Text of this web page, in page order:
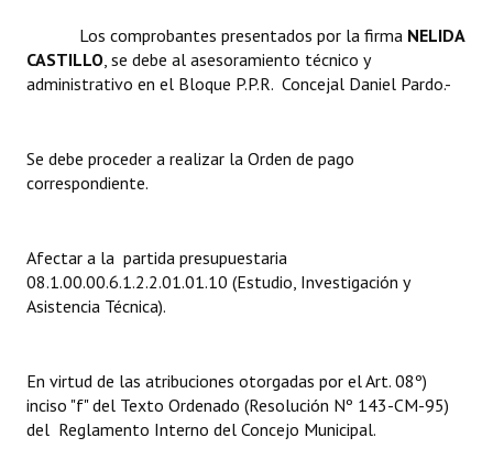
NORMATIVA
Resoluciones
INSTITUCIONAL
Noticias Destacadas
Registros y Distinciones
Los comprobantes presentados por la firma  NELIDA
CASTILLO, se debe al asesoramiento técnico y
administrativo en el Bloque P.P.R.  Concejal Daniel Pardo.-
Se debe proceder a realizar la Orden de pago
correspondiente.
Afectar a la partida presupuestaria
08.1.00.00.6.1.2.2.01.01.10 (Estudio, Investigación y
Asistencia Técnica).
En virtud de las atribuciones otorgadas por el Art. 08º)
inciso "f" del Texto Ordenado (Resolución Nº 143-CM-95)
del Reglamento Interno del Concejo Municipal.